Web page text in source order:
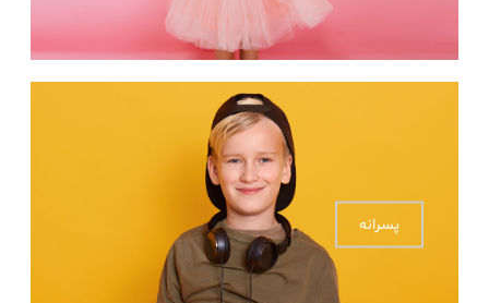
پسرانه